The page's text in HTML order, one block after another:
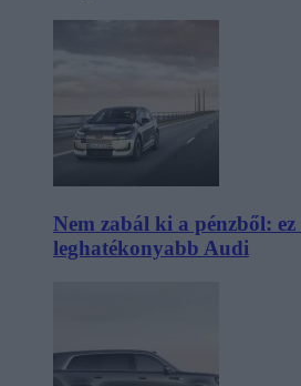
Nem zabál ki a pénzből: ez
leghatékonyabb Audi